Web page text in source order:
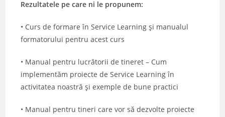
Rezultatele pe care ni le propunem:
• Curs de formare în Service Learning și manualul
formatorului pentru acest curs
• Manual pentru lucrătorii de tineret – Cum
implementăm proiecte de Service Learning în
activitatea noastră și exemple de bune practici
• Manual pentru tineri care vor să dezvolte proiecte